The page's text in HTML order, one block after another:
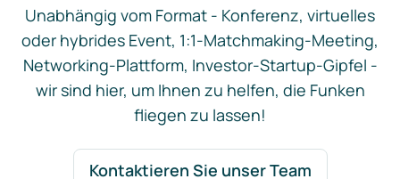
Unabhängig vom Format - Konferenz, virtuelles
oder hybrides Event, 1:1-Matchmaking-Meeting,
Networking-Plattform, Investor-Startup-Gipfel -
wir sind hier, um Ihnen zu helfen, die Funken
fliegen zu lassen!
Kontaktieren Sie unser Team